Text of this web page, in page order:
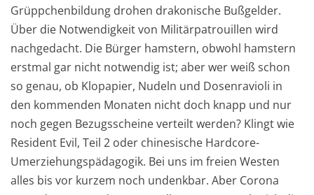
Grüppchenbildung drohen drakonische Bußgelder.
Über die Notwendigkeit von Militärpatrouillen wird
nachgedacht. Die Bürger hamstern, obwohl hamstern
erstmal gar nicht notwendig ist; aber wer weiß schon
so genau, ob Klopapier, Nudeln und Dosenravioli in
den kommenden Monaten nicht doch knapp und nur
noch gegen Bezugsscheine verteilt werden? Klingt wie
Resident Evil, Teil 2 oder chinesische Hardcore-
Umerziehungspädagogik. Bei uns im freien Westen
alles bis vor kurzem noch undenkbar. Aber Corona